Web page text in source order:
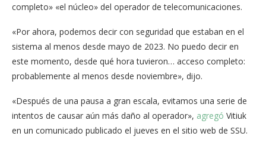
completo» «el núcleo» del operador de telecomunicaciones.
«Por ahora, podemos decir con seguridad que estaban en el
sistema al menos desde mayo de 2023. No puedo decir en
este momento, desde qué hora tuvieron… acceso completo:
probablemente al menos desde noviembre», dijo.
«Después de una pausa a gran escala, evitamos una serie de
intentos de causar aún más daño al operador», agregó Vitiuk
en un comunicado publicado el jueves en el sitio web de SSU.